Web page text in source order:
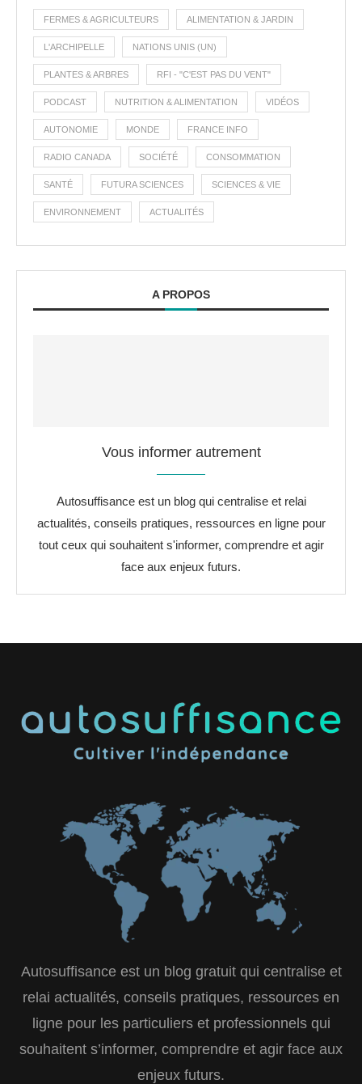
FERMES & AGRICULTEURS ALIMENTATION & JARDIN
L'ARCHIPELLE NATIONS UNIS (UN)
PLANTES & ARBRES RFI - "C'EST PAS DU VENT"
PODCAST NUTRITION & ALIMENTATION VIDÉOS
AUTONOMIE MONDE FRANCE INFO
RADIO CANADA SOCIÉTÉ CONSOMMATION
SANTÉ FUTURA SCIENCES SCIENCES & VIE
ENVIRONNEMENT ACTUALITÉS
A PROPOS
Vous informer autrement
Autosuffisance est un blog qui centralise et relai
actualités, conseils pratiques, ressources en ligne pour
tout ceux qui souhaitent s'informer, comprendre et agir
face aux enjeux futurs.
Autosuffisance est un blog gratuit qui centralise et
relai actualités, conseils pratiques, ressources en
ligne pour les particuliers et professionnels qui
souhaitent s’informer, comprendre et agir face aux
enjeux futurs.